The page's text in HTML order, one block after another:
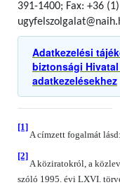
391-1400; Fax: +36
Adatkezelési
biztonsági
adatkezelésekhez
[1]
A címzett fogalmát
[2]
A köziratokról, a
szóló 1995. évi LXVI.